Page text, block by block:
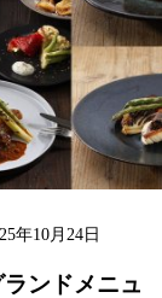
ランドメニュ
年10月24日